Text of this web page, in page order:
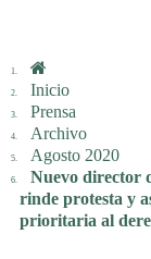
Inicio
Prensa
Archivo
Agosto 2020
Nuevo director
rinde protesta y
prioritaria al